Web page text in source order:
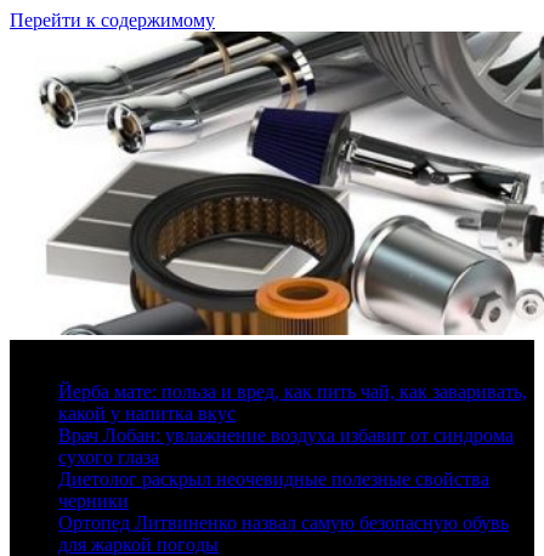
Перейти к содержимому
Йерба мате: польза и вред, как пить чай, как заваривать,
какой у напитка вкус
Врач Лобан: увлажнение воздуха избавит от синдрома
сухого глаза
Диетолог раскрыл неочевидные полезные свойства
черники
Ортопед Литвиненко назвал самую безопасную обувь
для жаркой погоды